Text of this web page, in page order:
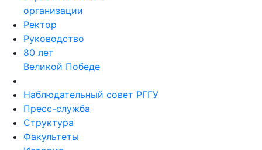
организации
Ректор
Руководство
80 лет
Великой Победе
Наблюдательный совет РГГУ
Пресс-служба
Структура
Факультеты